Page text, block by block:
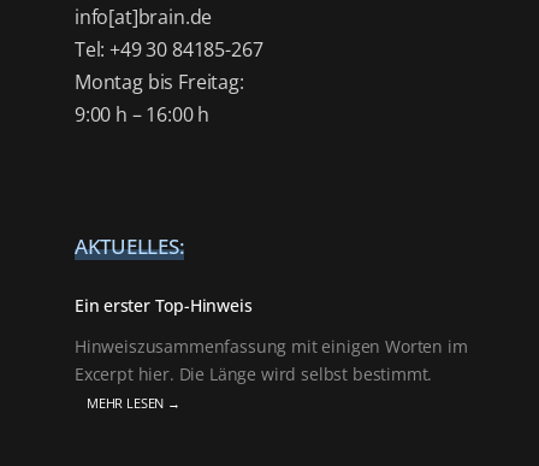
info[at]brain.de
Tel: +49 30 84185-267
Montag bis Freitag:
9:00 h – 16:00 h
AKTUELLES:
Ein erster Top-Hinweis
Hinweiszusammenfassung mit einigen Worten im
Excerpt hier. Die Länge wird selbst bestimmt.
MEHR LESEN →